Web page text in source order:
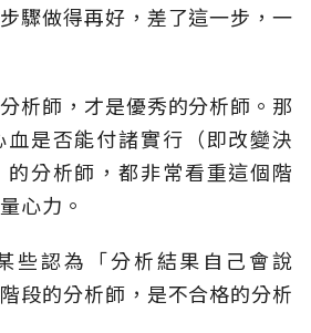
驟做得再好，差了這一步，一
析師，才是優秀的分析師。那
是否能付諸實行（即改變決
分析師，都非常看重這個階
心力。
些認為「分析結果自己會說
段的分析師，是不合格的分析